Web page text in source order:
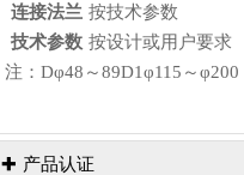
连接法兰 按技术参数
技术参数 按设计或用户要求
注：Dφ48～89D1φ115～
 产品认证